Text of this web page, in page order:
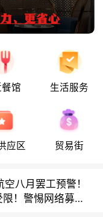
馆 生活服务
应区 贸易街
空八月罢工预警！
限！警惕网络募捐
！警惕网络募捐